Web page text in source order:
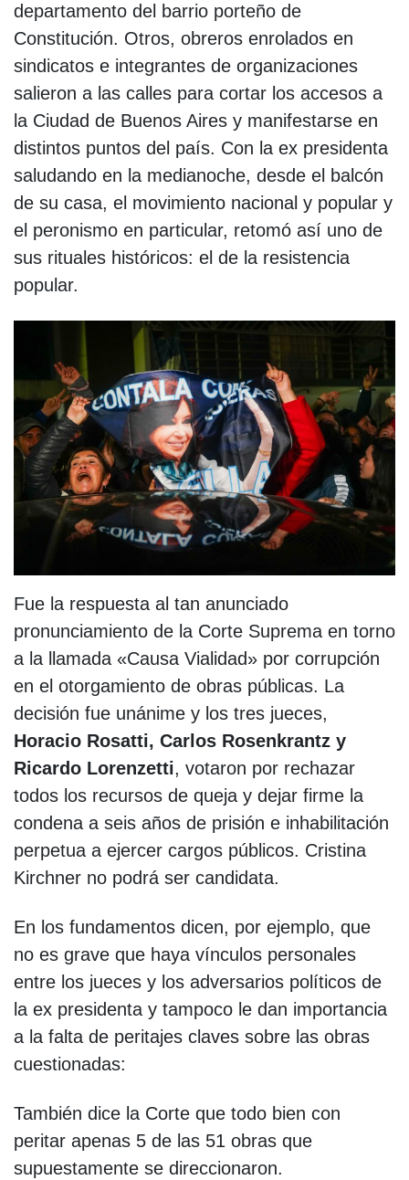
departamento del barrio porteño de
Constitución. Otros, obreros enrolados en
sindicatos e integrantes de organizaciones
salieron a las calles para cortar los accesos a
la Ciudad de Buenos Aires y manifestarse en
distintos puntos del país. Con la ex presidenta
saludando en la medianoche, desde el balcón
de su casa, el movimiento nacional y popular y
el peronismo en particular, retomó así uno de
sus rituales históricos: el de la resistencia
popular.
Fue la respuesta al tan anunciado
pronunciamiento de la Corte Suprema en torno
a la llamada «Causa Vialidad» por corrupción
en el otorgamiento de obras públicas. La
decisión fue unánime y los tres jueces,
Horacio Rosatti, Carlos Rosenkrantz y
Ricardo Lorenzetti, votaron por rechazar
todos los recursos de queja y dejar firme la
condena a seis años de prisión e inhabilitación
perpetua a ejercer cargos públicos. Cristina
Kirchner no podrá ser candidata.
En los fundamentos dicen, por ejemplo, que
no es grave que haya vínculos personales
entre los jueces y los adversarios políticos de
la ex presidenta y tampoco le dan importancia
a la falta de peritajes claves sobre las obras
cuestionadas:
También dice la Corte que todo bien con
peritar apenas 5 de las 51 obras que
supuestamente se direccionaron.